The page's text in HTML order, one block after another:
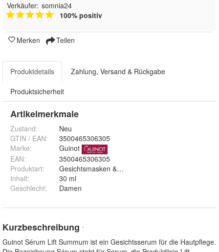
Verkäufer: somnia24
100% positiv
Merken Teilen
Produktdetails Zahlung, Versand & Rückgabe
Produktsicherheit
Artikelmerkmale
Zustand:
Neu
GTIN / EAN:
3500465306305
Marke:
Guinot
EAN:
3500465306305
Produktart:
Gesichtsmasken & -kuren
Inhalt:
30 ml
Geschlecht: Damen
Kurzbeschreibung *
Guinot Sérum Lift Summum ist ein Gesichtsserum für die Hautpflege.